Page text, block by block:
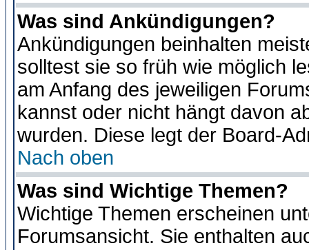
Was sind Ankündigungen?
Ankündigungen beinhalten
solltest sie so früh wie möglich
am Anfang des jeweiligen
kannst oder nicht hängt davon
wurden. Diese legt der Board-
Nach oben
Was sind Wichtige Themen?
Wichtige Themen erscheinen
Forumsansicht. Sie enthalten